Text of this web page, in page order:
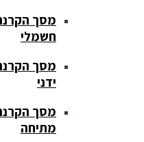
מסך הקרנה
חשמלי
מסך הקרנה
ידני
מסך הקרנה
מתיחה